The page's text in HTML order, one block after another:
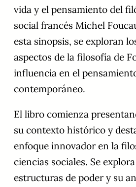
vida y el pensamiento del
social francés Michel
esta sinopsis, se exploran
aspectos de la filosofía de
influencia en el
contemporáneo.
El libro comienza
su contexto histórico y
enfoque innovador en la
ciencias sociales. Se
estructuras de poder y su